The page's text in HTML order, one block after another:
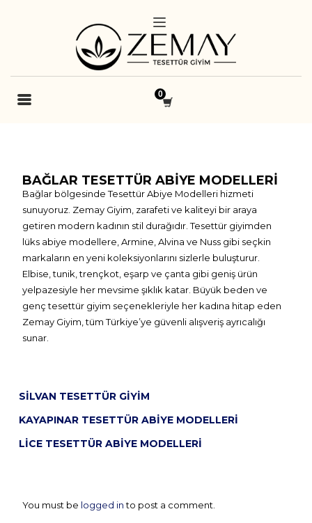
BAĞLAR TESETTÜR ABIYE MODELLERI
Bağlar bölgesinde Tesettür Abiye Modelleri hizmeti
sunuyoruz. Zemay Giyim, zarafeti ve kaliteyi bir araya
getiren modern kadının stil durağıdır. Tesettür giyimden
lüks abiye modellere, Armine, Alvina ve Nuss gibi seçkin
markaların en yeni koleksiyonlarını sizlerle buluşturur.
Elbise, tunik, trençkot, eşarp ve çanta gibi geniş ürün
yelpazesiyle her mevsime şıklık katar. Büyük beden ve
genç tesettür giyim seçenekleriyle her kadına hitap eden
Zemay Giyim, tüm Türkiye’ye güvenli alışveriş ayrıcalığı
sunar.
SILVAN TESETTÜR GIYIM
KAYAPINAR TESETTÜR ABIYE MODELLERI
LICE TESETTÜR ABIYE MODELLERI
You must be logged into post a comment.